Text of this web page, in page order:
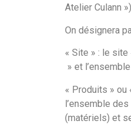
Atelier Culann
On désignera
« Site » : le site
» et
« Produits » ou
l’ensemble
(matériels) et